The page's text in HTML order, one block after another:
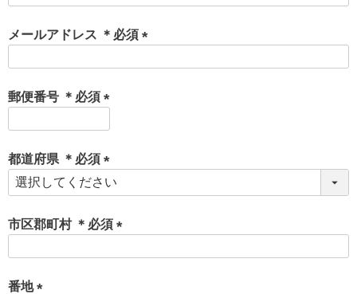
須
メールアドレス ＊必須
郵便番号 ＊必須
須
)
都道府県 ＊必須
(
須
)
市区郡町村 ＊必須
番地